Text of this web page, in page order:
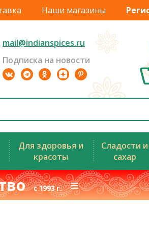
Наши магазины
mail@indianspices.ru
Подписка на новости
Для здоровья и
красоты
Сладости и
сахар
с 1993 г.≡